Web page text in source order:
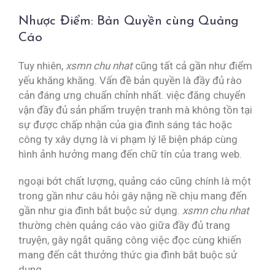
Nhược Điểm: Bản Quyền cùng Quảng
Cáo
Tuy nhiên, xsmn chu nhatcũng tất cả gần như điểm
yếu khăng khăng. Vấn đề bản quyền là đầy đủ rào
cản đáng ưng chuẩn chỉnh nhất. việc đăng chuyển
vận đầy đủ sản phẩm truyện tranh mà không tồn tại
sự được chấp nhận của gia đình sáng tác hoặc
công ty xây dựng là vi phạm lý lẽ biện pháp cùng
hình ảnh hưởng mang đến chữ tín của trang web.
ngoại bớt chất lượng, quảng cáo cũng chính là một
trong gần như câu hỏi gây nặng nề chịu mang đến
gần như gia đình bắt buộc sử dụng. xsmn chu nhat
thường chèn quảng cáo vào giữa đầy đủ trang
truyện, gây ngắt quãng công việc đọc cùng khiến
mang đến cắt thưởng thức gia đình bắt buộc sử